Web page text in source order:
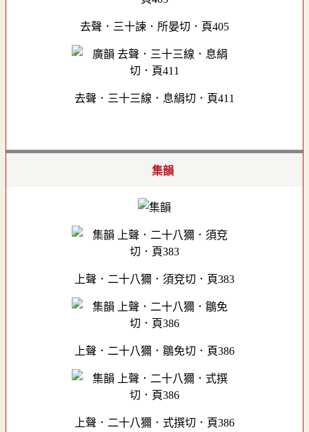
去聲．三十諫．所晏切．頁405
去聲．三十三線．息絹切．頁411
集韻
上聲．二十八獮．須兗切．頁383
上聲．二十八獮．鶵免切．頁386
上聲．二十八獮．式撰切．頁386